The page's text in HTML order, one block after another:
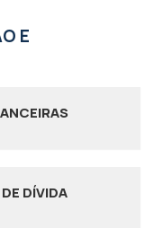
E
DÍVIDA